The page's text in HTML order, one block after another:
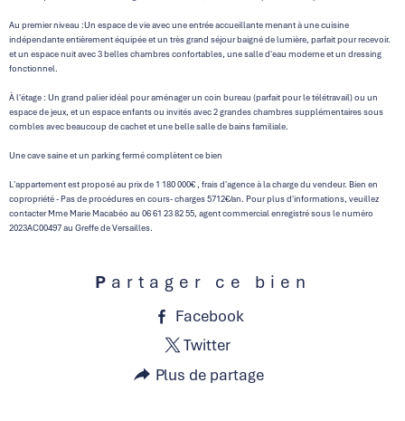
Au premier niveau :Un espace de vie avec une entrée accueillante menant à une cuisine
indépendante entièrement équipée et un très grand séjour baigné de lumière, parfait pour recevoir.
et un espace nuit avec 3 belles chambres confortables, une salle d'eau moderne et un dressing
fonctionnel.
À l'étage : Un grand palier idéal pour aménager un coin bureau (parfait pour le télétravail) ou un
espace de jeux, et un espace enfants ou invités avec 2 grandes chambres supplémentaires sous
combles avec beaucoup de cachet et une belle salle de bains familiale.
Une cave saine et un parking fermé complètent ce bien
L'appartement est proposé au prix de 1 180 000€ , frais d'agence à la charge du vendeur. Bien en
copropriété - Pas de procédures en cours- charges 5712€/an. Pour plus d'informations, veuillez
contacter Mme Marie Macabéo au 06 61 23 82 55, agent commercial enregistré sous le numéro
2023AC00497 au Greffe de Versailles.
Partager ce bien
Facebook
Twitter
Plus de partage